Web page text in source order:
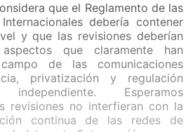
que el Reglamento de las
debería contener
y que las revisiones deberían
que claramente han
de las comunicaciones
privatización y regulación
Esperamos
revisiones no interfieran con la
continua de las redes de